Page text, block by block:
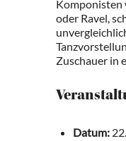
Komponisten
oder Ravel,
Zuschauer in
Datum: